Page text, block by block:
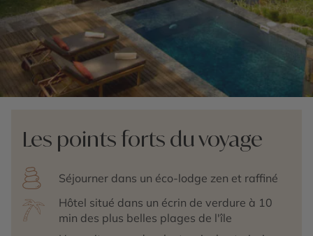
Les points forts du voyage
Séjourner dans un éco-lodge zen et raffiné
Hôtel situé dans un écrin de verdure à 10
min des plus belles plages de l'île